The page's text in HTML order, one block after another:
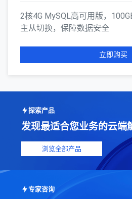
2核4G MySQL高可用版，
主从切换，保障数据安全
立即购买
探索产品
发现最适合您业务的云端
浏览全部产品
专家咨询